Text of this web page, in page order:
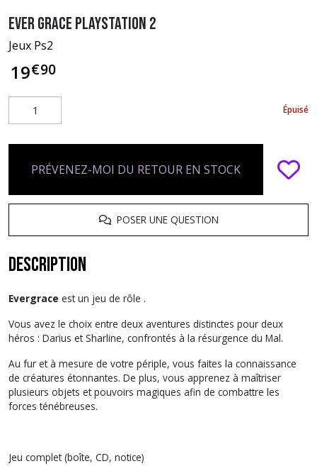
Ever Grace PlayStation 2
Jeux Ps2
19€90
Épuisé
PRÉVENEZ-MOI DU RETOUR EN STOCK
POSER UNE QUESTION
Description
Evergrace est un jeu de rôle .
Vous avez le choix entre deux aventures distinctes pour deux
héros : Darius et Sharline, confrontés à la résurgence du Mal.
Au fur et à mesure de votre périple, vous faites la connaissance
de créatures étonnantes. De plus, vous apprenez à maîtriser
plusieurs objets et pouvoirs magiques afin de combattre les
forces ténébreuses.
Jeu complet (boîte, CD, notice)